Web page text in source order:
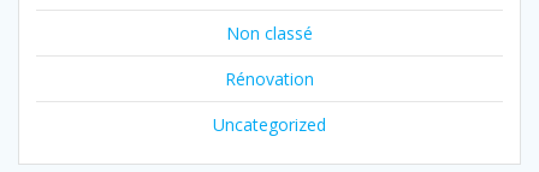
Non classé
Rénovation
Uncategorized